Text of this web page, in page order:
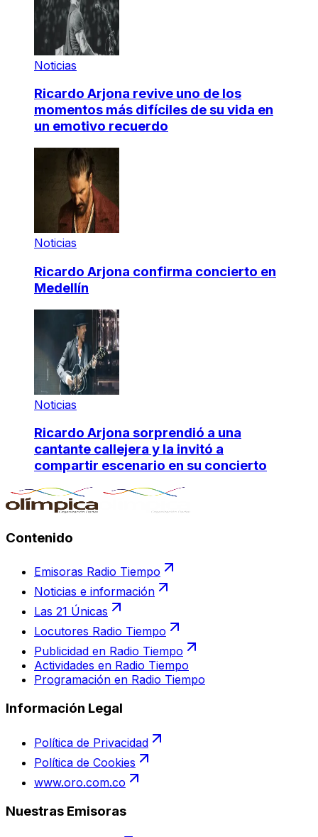
Noticias
Ricardo Arjona revive uno de los
momentos más difíciles de su vida en
un emotivo recuerdo
Noticias
Ricardo Arjona confirma concierto en
Medellín
Noticias
Ricardo Arjona sorprendió a una
cantante callejera y la invitó a
compartir escenario en su concierto
Contenido
Emisoras Radio Tiempo
Noticias e información
Las 21 Únicas
Locutores Radio Tiempo
Publicidad en Radio Tiempo
Actividades en Radio Tiempo
Programación en Radio Tiempo
Información Legal
Política de Privacidad
Política de Cookies
www.oro.com.co
Nuestras Emisoras